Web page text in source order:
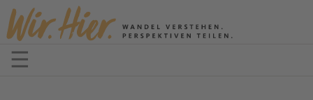
Zum Inhalt springen
☰Menü öffnen